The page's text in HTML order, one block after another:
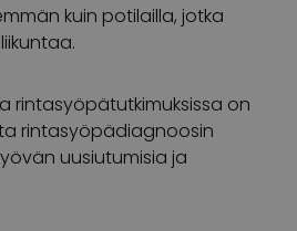
kuin potilailla, jotka
rintasyöpätutkimuksissa on
rintasyöpädiagnoosin
uusiutumisia ja